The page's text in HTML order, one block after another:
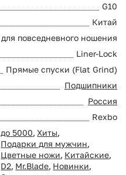
G10
Китай
для повседневного ношения
Liner-Lock
Прямые спуски (Flat Grind)
Подшипники
Россия
Rexbo
до 5000, Хиты,
Подарки для мужчин,
Цветные ножи, Китайские,
D2, Mr.Blade, Новинки,